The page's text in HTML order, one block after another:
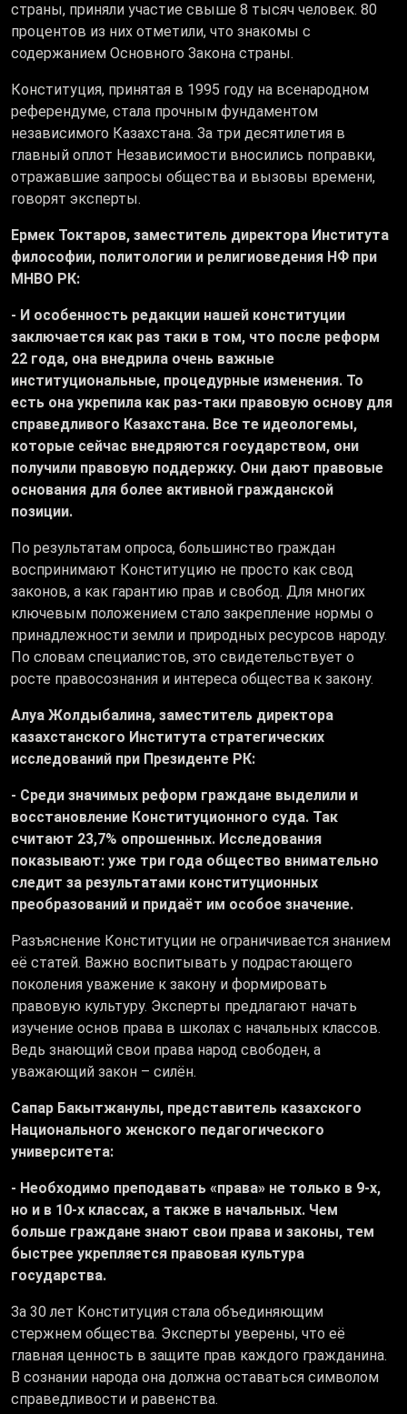
страны, приняли участие свыше 8 тысяч человек. 80
процентов из них отметили, что знакомы с
содержанием Основного Закона страны.
Конституция, принятая в 1995 году на всенародном
референдуме, стала прочным фундаментом
независимого Казахстана. За три десятилетия в
главный оплот Независимости вносились поправки,
отражавшие запросы общества и вызовы времени,
говорят эксперты.
Ермек Токтаров, заместитель директора Института
философии, политологии и религиоведения НФ при
МНВО РК:
- И особенность редакции нашей конституции
заключается как раз таки в том, что после реформ
22 года, она внедрила очень важные
институциональные, процедурные изменения. То
есть она укрепила как раз-таки правовую основу для
справедливого Казахстана. Все те идеологемы,
которые сейчас внедряются государством, они
получили правовую поддержку. Они дают правовые
основания для более активной гражданской
позиции.
По результатам опроса, большинство граждан
воспринимают Конституцию не просто как свод
законов, а как гарантию прав и свобод. Для многих
ключевым положением стало закрепление нормы о
принадлежности земли и природных ресурсов народу.
По словам специалистов, это свидетельствует о
росте правосознания и интереса общества к закону.
Алуа Жолдыбалина, заместитель директора
казахстанского Института стратегических
исследований при Президенте РК:
- Среди значимых реформ граждане выделили и
восстановление Конституционного суда. Так
считают 23,7% опрошенных. Исследования
показывают: уже три года общество внимательно
следит за результатами конституционных
преобразований и придаёт им особое значение.
Разъяснение Конституции не ограничивается знанием
её статей. Важно воспитывать у подрастающего
поколения уважение к закону и формировать
правовую культуру. Эксперты предлагают начать
изучение основ права в школах с начальных классов.
Ведь знающий свои права народ свободен, а
уважающий закон – силён.
Сапар Бакытжанулы, представитель казахского
Национального женского педагогического
университета:
- Необходимо преподавать «права» не только в 9-х,
но и в 10-х классах, а также в начальных. Чем
больше граждане знают свои права и законы, тем
быстрее укрепляется правовая культура
государства.
За 30 лет Конституция стала объединяющим
стержнем общества. Эксперты уверены, что её
главная ценность в защите прав каждого гражданина.
В сознании народа она должна оставаться символом
справедливости и равенства.